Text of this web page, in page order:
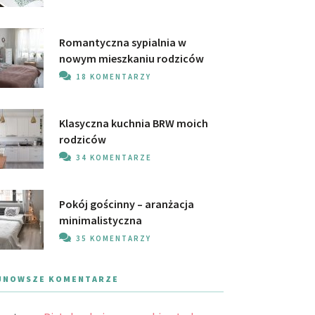
Romantyczna sypialnia w
nowym mieszkaniu rodziców
18 KOMENTARZY
Klasyczna kuchnia BRW moich
rodziców
34 KOMENTARZE
Pokój gościnny – aranżacja
minimalistyczna
35 KOMENTARZY
KOMENTARZE